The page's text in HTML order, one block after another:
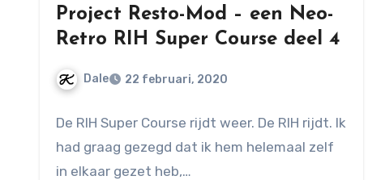
Project Resto-Mod – een Neo-
Retro RIH Super Course deel 4
Dale 22 februari, 2020
reacties
De RIH Super Course rijdt weer. De RIH rijdt. Ik
had graag gezegd dat ik hem helemaal zelf
in elkaar gezet heb,…